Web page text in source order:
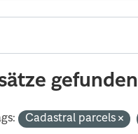
gefunden
Cadastral parcels